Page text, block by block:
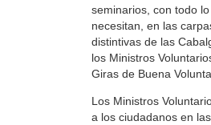
seminarios, con todo
necesitan, en las
distintivas de las
los Ministros
Giras de Buena
Los Ministros
a los ciudadanos en